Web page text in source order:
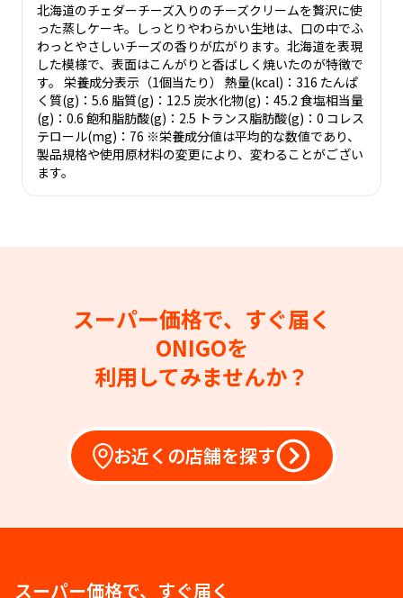
北海道のチェダーチーズ入りのチーズクリームを贅沢に使
った蒸しケーキ。しっとりやわらかい生地は、口の中でふ
わっとやさしいチーズの香りが広がります。北海道を表現
した模様で、表面はこんがりと香ばしく焼いたのが特徴で
す。 栄養成分表示（1個当たり） 熱量(kcal)：316 たんぱ
く質(g)：5.6 脂質(g)：12.5 炭水化物(g)：45.2 食塩相当量
(g)：0.6 飽和脂肪酸(g)：2.5 トランス脂肪酸(g)：0 コレス
テロール(mg)：76 ※栄養成分値は平均的な数値であり、
製品規格や使用原材料の変更により、変わることがござい
ます。
スーパー価格で、すぐ届く
ONIGOを
利用してみませんか？
お近くの店舗を探す
スーパー価格で、すぐ届く